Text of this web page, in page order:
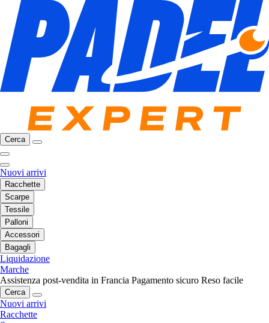
Cerca
Nuovi arrivi
Racchette
Scarpe
Tessile
Palloni
Accessori
Bagagli
Liquidazione
Marche
Assistenza post-vendita in Francia Pagamento sicuro Reso facile
Cerca
Nuovi arrivi
Racchette